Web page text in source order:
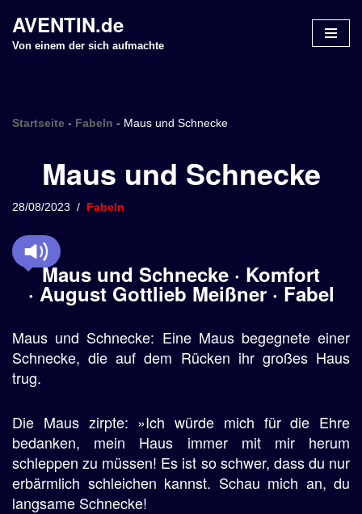
Z
n
p
r
e
n
AVENTIN.de
Von einem der sich aufmachte
Startseite - Fabeln - Maus und Schnecke
Maus und Schnecke
28/08/2023 Fabeln
Maus und Schnecke · Komfort
· August Gottlieb Meißner · Fabel
Maus und Schnecke: Eine Maus begegnete einer
Schnecke, die auf dem Rücken ihr großes Haus
trug.
Die Maus zirpte: »Ich würde mich für die Ehre
bedanken, mein Haus immer mit mir herum
schleppen zu müssen! Es ist so schwer, dass du nur
erbärmlich schleichen kannst. Schau mich an, du
langsame Schnecke!